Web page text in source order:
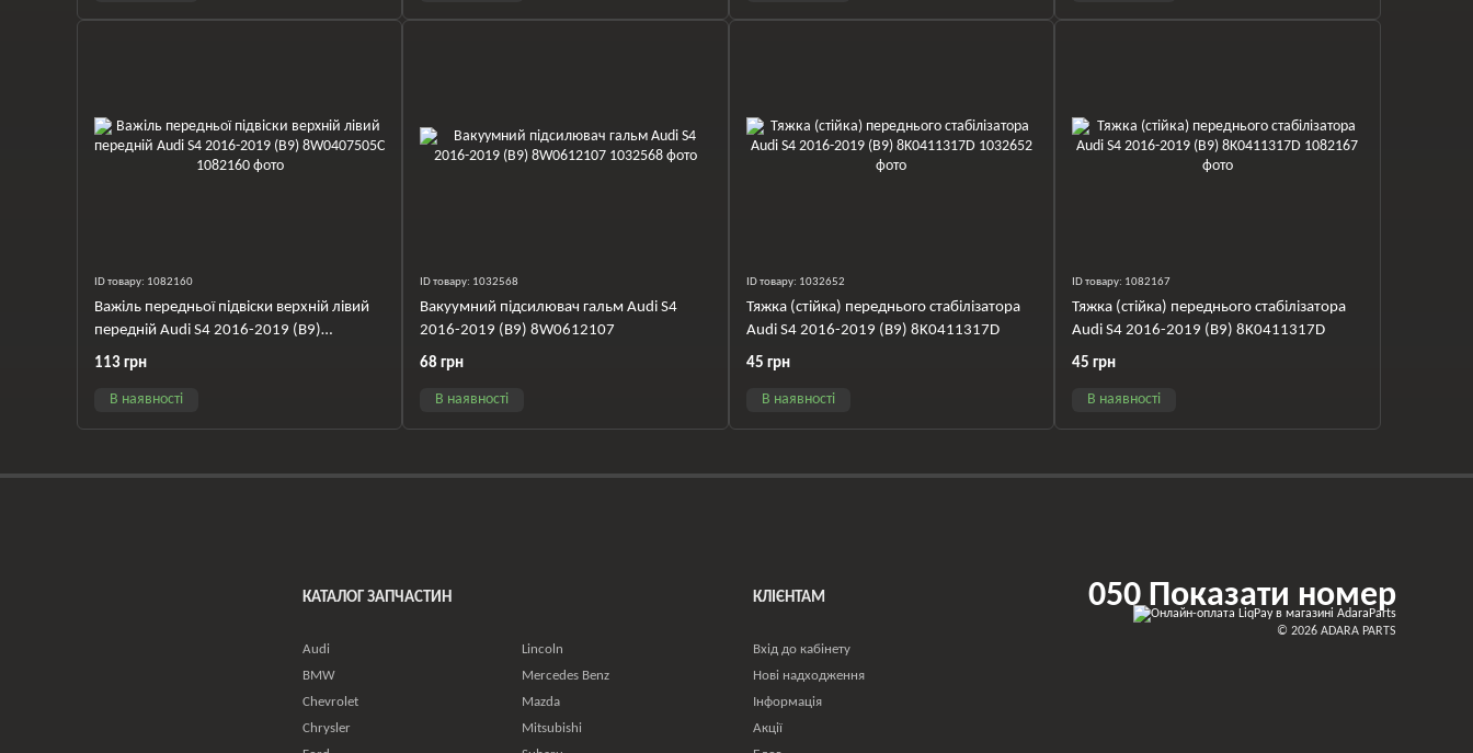
ID товару: 1082160
Важіль передньої підвіски верхній лівий
передній Audi S4 2016-2019 (B9)
8W0407505C
113 грн
В наявності
ID товару: 1032568
Вакуумний підсилювач гальм Audi S4
2016-2019 (B9) 8W0612107
68 грн
В наявності
ID товару: 1032652
Тяжка (стійка) переднього стабілізатора
Audi S4 2016-2019 (B9) 8K0411317D
45 грн
В наявності
ID товару: 1082167
Тяжка (стійка) переднього стабілізатора
Audi S4 2016-2019 (B9) 8K0411317D
45 грн
В наявності
КАТАЛОГ ЗАПЧАСТИН
Audi
BMW
Chevrolet
Chrysler
Lincoln
Mercedes Benz
Mazda
Mitsubishi
КЛІЄНТАМ
Вхід до кабінету
Нові надходження
Інформація
Акції
050 Показати номер
© 2026 ADARA PARTS